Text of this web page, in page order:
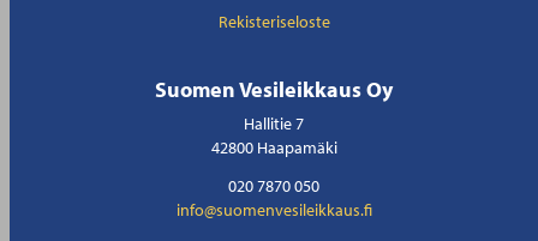
Rekisteriseloste
Suomen Vesileikkaus Oy
Hallitie 7
42800 Haapamäki
020 7870 050
info@suomenvesileikkaus.fi